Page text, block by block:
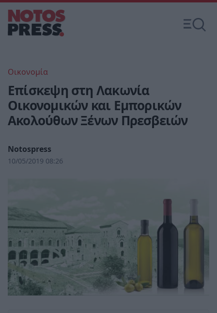
Οικονομία
Eπίσκεψη στη Λακωνία
Οικονομικών και Εμπορικών
Ακολούθων Ξένων Πρεσβειών
Notospress
10/05/2019 08:26